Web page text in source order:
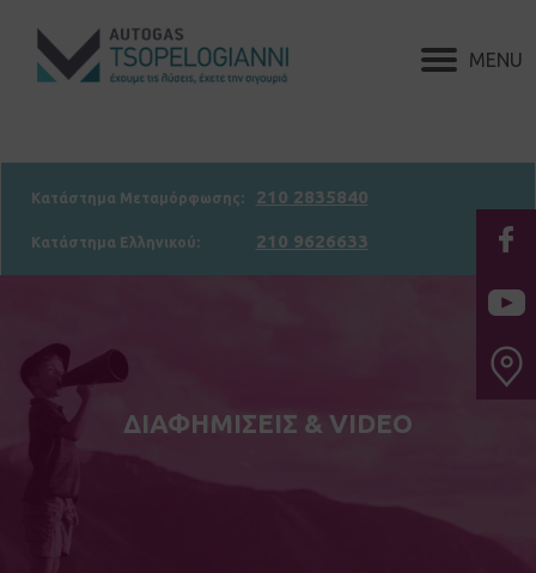
Κατάστημα Μεταμόρφωσης: 210 2835840
Κατάστημα Ελληνικού: 210 9626633
ΔΙΑΦΗΜΙΣΕΙΣ & VIDEO